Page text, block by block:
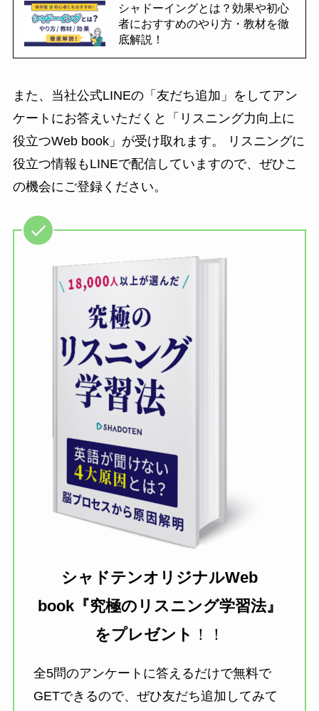
シャドーイングとは？効果や初心
者におすすめのやり方・教材を徹
底解説！
また、当社公式LINEの「友だち追加」をしてアン
ケートにお答えいただくと「リスニング力向上に
役立つWeb book」が受け取れます。 リスニングに
役立つ情報もLINEで配信していますので、ぜひこ
の機会にご登録ください。
シャドテンオリジナルWeb
book『究極のリスニング学習法』
をプレゼント ！！
全5問のアンケートに答えるだけで無料で
GETできるので、ぜひ友だち追加してみて